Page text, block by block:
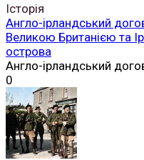
Історія
Англо-ірландський
Великою Британією та
острова
Англо-ірландський
0